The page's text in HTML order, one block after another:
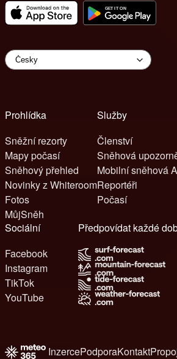
Prohlídka
Sněžní rezorty
Mapy počasí
Sněhový přehled
Novinky z Whiteroom
Fotos
MůjSněh
Služby
Členství
Sněhová
Mobilní sněhová
Reportéři
Počasí
Sociální
Facebook
Instagram
TikTok
YouTube
Předpovídat každé
InzercePodporaKontakt